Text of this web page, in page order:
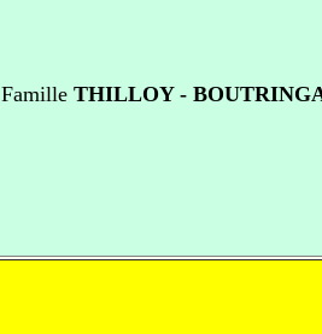
Famille THILLOY -